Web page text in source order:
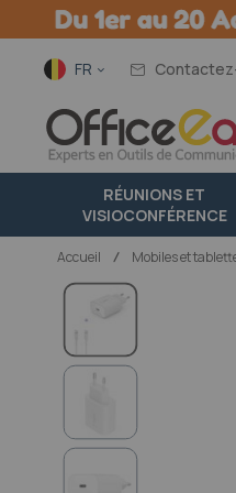
Langue
FR
RÉUNIONS ET
VISIOCONFÉRENCE
Accueil mobiles et
Passer
fin
de
d’images